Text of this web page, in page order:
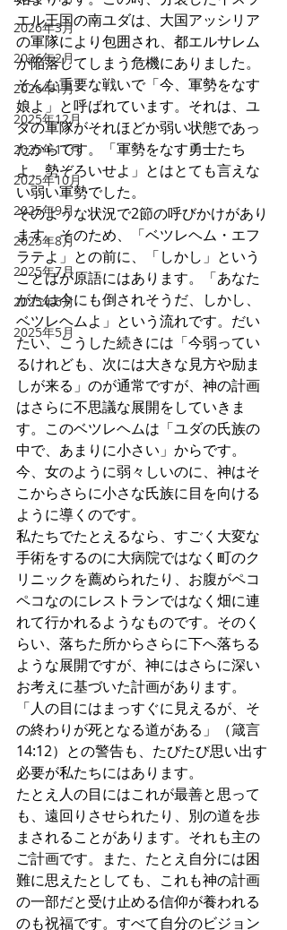
2026年3月
2026年2月
2026年1月
2025年12月
2025年11月
2025年10月
2025年9月
2025年8月
2025年7月
2025年6月
2025年5月
エル王国の南ユダは、大国アッシリア
の軍隊により包囲され、都エルサレム
が陥落してしまう危機にありました。
そんな重要な戦いで「今、軍勢をなす
娘よ」と呼ばれています。それは、ユ
ダの軍隊がそれほどか弱い状態であっ
たからです。「軍勢をなす勇士たち
よ、勢ぞろいせよ」とはとても言えな
い弱い軍勢でした。
そのような状況で2節の呼びかけがあり
ます。そのため、「ベツレヘム・エフ
ラテよ」との前に、「しかし」という
ことばが原語にはあります。「あなた
がたは今にも倒されそうだ、しかし、
ベツレヘムよ」という流れです。だい
たい、こうした続きには「今弱ってい
るけれども、次には大きな見方や励ま
しが来る」のが通常ですが、神の計画
はさらに不思議な展開をしていきま
す。このベツレヘムは「ユダの氏族の
中で、あまりに小さい」からです。
今、女のように弱々しいのに、神はそ
こからさらに小さな氏族に目を向ける
ように導くのです。
私たちでたとえるなら、すごく大変な
手術をするのに大病院ではなく町のク
リニックを薦められたり、お腹がペコ
ペコなのにレストランではなく畑に連
れて行かれるようなものです。そのく
らい、落ちた所からさらに下へ落ちる
ような展開ですが、神にはさらに深い
お考えに基づいた計画があります。
「人の目にはまっすぐに見えるが、そ
の終わりが死となる道がある」（箴言
14:12）との警告も、たびたび思い出す
必要が私たちにはあります。
たとえ人の目にはこれが最善と思って
も、遠回りさせられたり、別の道を歩
まされることがあります。それも主の
ご計画です。また、たとえ自分には困
難に思えたとしても、これも神の計画
の一部だと受け止める信仰が養われる
のも祝福です。すべて自分のビジョン